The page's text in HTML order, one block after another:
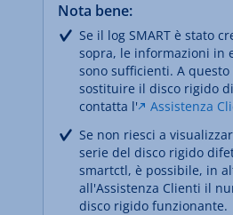
Nota bene:
Se il log SMART è stato
sopra, le informazioni in
sono sufficienti. A
sostituire il disco rigido
contatta l'
Assistenza
Se non riesci a
serie del disco rigido
smartctl, è possibile, in
all'Assistenza Clienti il
disco rigido funzionante.